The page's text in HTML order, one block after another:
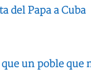
del Papa a Cuba
que un poble